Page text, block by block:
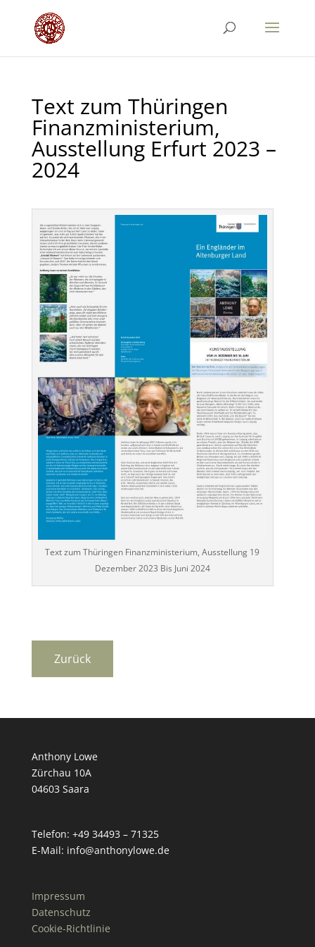
Text zum Thüringen
Finanzministerium,
Ausstellung Erfurt 2023 –
2024
Text zum Thüringen Finanzministerium, Ausstellung 19
Dezember 2023 Bis Juni 2024
Anthony Lowe
Zürchau 10A
04603 Saara
Telefon: +49 34493 – 71325
E-Mail: info@anthonylowe.de
Impressum
Datenschutz
Cookie-Richtlinie